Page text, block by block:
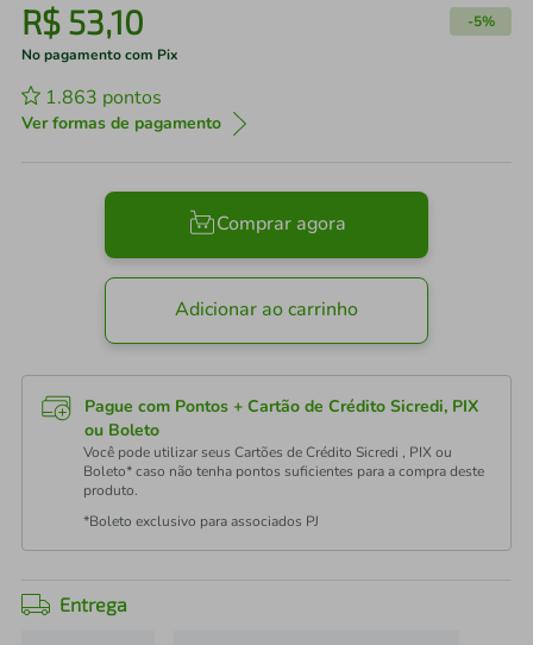
R$ 53,10 -5%
No pagamento com Pix
1.863 pontos
Ver formas de pagamento
Comprar agora
Adicionar ao carrinho
Pague com Pontos + Cartão de Crédito Sicredi, PIX
ou Boleto
Você pode utilizar seus Cartões de Crédito Sicredi , PIX ou
Boleto* caso não tenha pontos suficientes para a compra deste
produto.
*Boleto exclusivo para associados PJ
Entrega